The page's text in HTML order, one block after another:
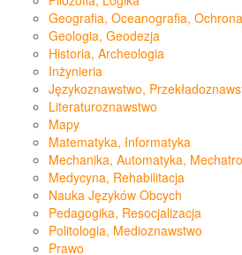
Geografia, Oceanografia,
Geologia, Geodezja
Historia, Archeologia
Inżynieria
Językoznawstwo,
Literaturoznawstwo
Mapy
Matematyka, Informatyka
Mechanika, Automatyka,
Medycyna, Rehabilitacja
Nauka Języków Obcych
Pedagogika, Resocjalizacja
Politologia, Medioznawstwo
Prawo